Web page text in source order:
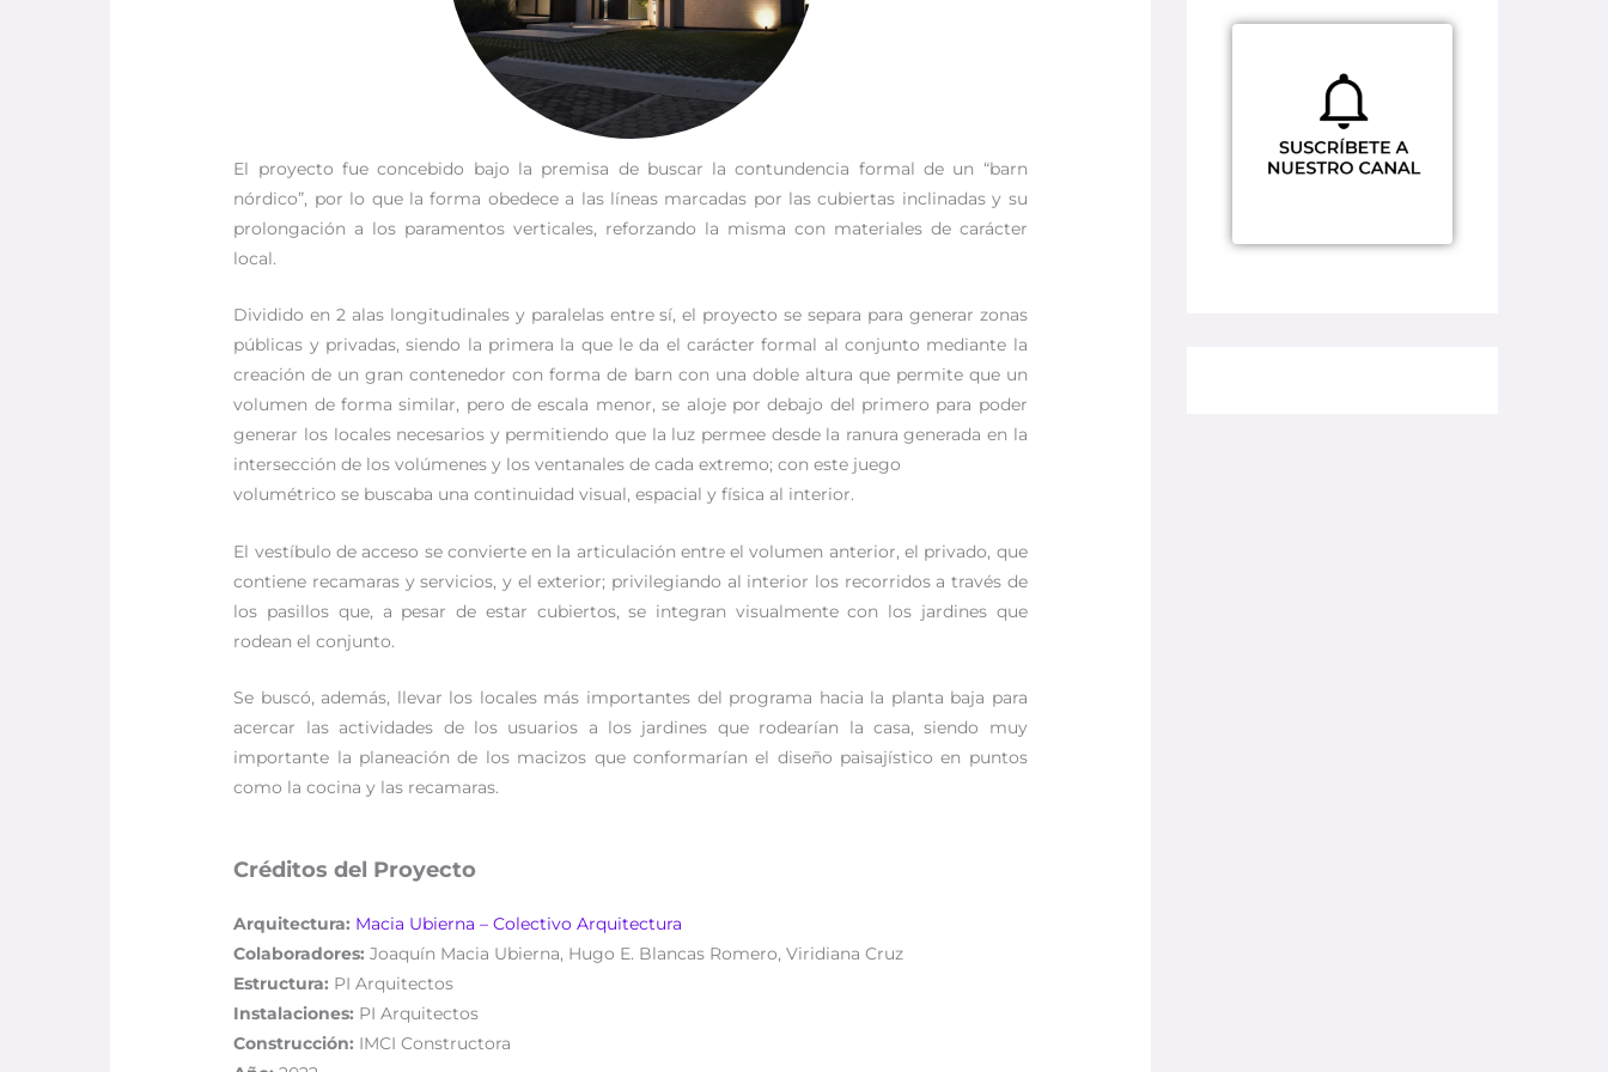
El proyecto fue concebido bajo la premisa de buscar la contundencia formal de un “barn
nórdico”, por lo que la forma obedece a las líneas marcadas por las cubiertas inclinadas y su
prolongación a los paramentos verticales, reforzando la misma con materiales de carácter
local.
Dividido en 2 alas longitudinales y paralelas entre sí, el proyecto se separa para generar zonas
públicas y privadas, siendo la primera la que le da el carácter formal al conjunto mediante la
creación de un gran contenedor con forma de barn con una doble altura que permite que un
volumen de forma similar, pero de escala menor, se aloje por debajo del primero para poder
generar los locales necesarios y permitiendo que la luz permee desde la ranura generada en la
intersección de los volúmenes y los ventanales de cada extremo; con este juego
volumétrico se buscaba una continuidad visual, espacial y física al interior.
El vestíbulo de acceso se convierte en la articulación entre el volumen anterior, el privado, que
contiene recamaras y servicios, y el exterior; privilegiando al interior los recorridos a través de
los pasillos que, a pesar de estar cubiertos, se integran visualmente con los jardines que
rodean el conjunto.
Se buscó, además, llevar los locales más importantes del programa hacia la planta baja para
acercar las actividades de los usuarios a los jardines que rodearían la casa, siendo muy
importante la planeación de los macizos que conformarían el diseño paisajístico en puntos
como la cocina y las recamaras.
Créditos del Proyecto
Arquitectura: Macia Ubierna – Colectivo Arquitectura
Colaboradores:Joaquín Macia Ubierna, Hugo E. Blancas Romero, Viridiana Cruz
Estructura: PI Arquitectos
Instalaciones: PI Arquitectos
Construcción: IMCI Constructora